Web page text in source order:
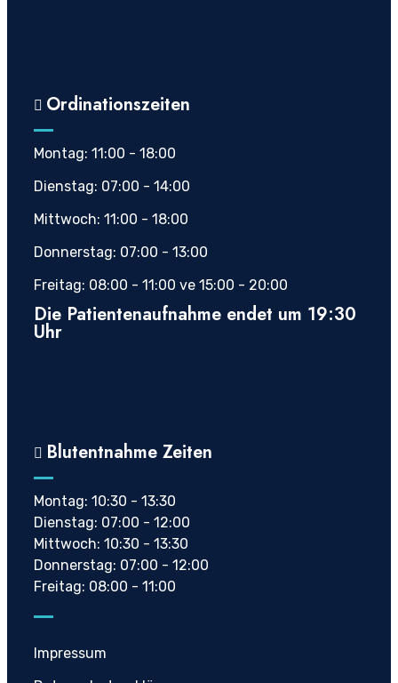
Ordinationszeiten
Montag: 11:00 - 18:00
Dienstag: 07:00 - 14:00
Mittwoch: 11:00 - 18:00
Donnerstag: 07:00 - 13:00
Freitag: 08:00 - 11:00 ve 15:00 - 20:00
Die Patientenaufnahme endet um 19:30
Uhr
Blutentnahme Zeiten
Montag: 10:30 - 13:30
Dienstag: 07:00 - 12:00
Mittwoch: 10:30 - 13:30
Donnerstag: 07:00 - 12:00
Freitag: 08:00 - 11:00
Impressum